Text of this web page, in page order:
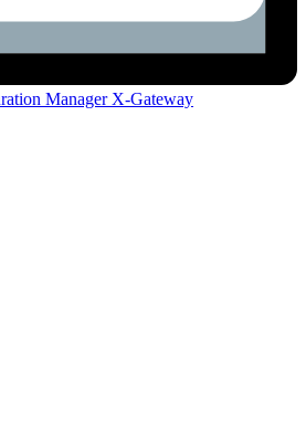
Manager X-Gateway